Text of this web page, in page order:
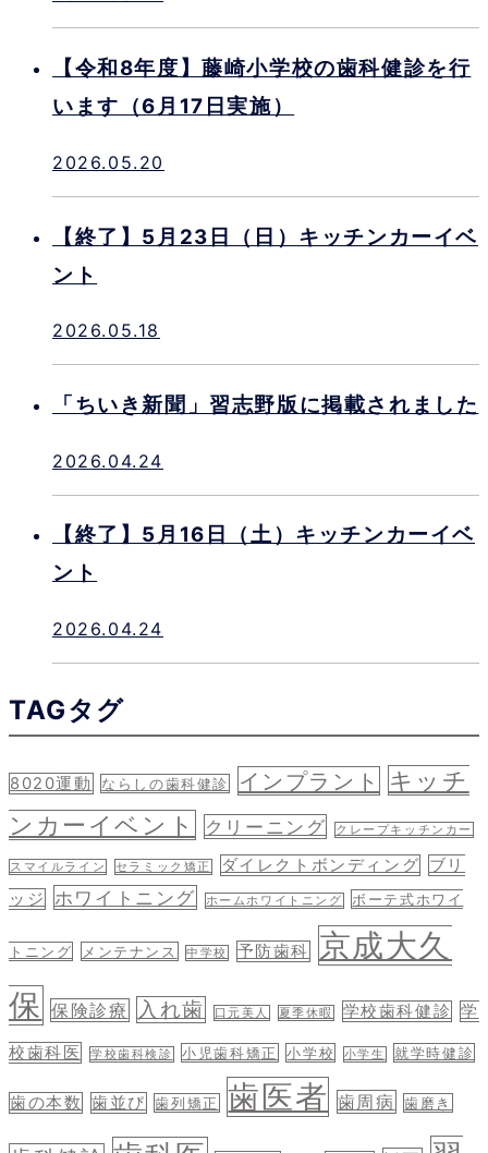
【令和8年度】藤崎小学校の歯科健診を行
います（6月17日実施）
2026.05.20
【終了】5月23日（日）キッチンカーイベ
ント
2026.05.18
「ちいき新聞」習志野版に掲載されました
2026.04.24
【終了】5月16日（土）キッチンカーイベ
ント
2026.04.24
TAGタグ
8020運動 ならしの歯科健診 インプラント
キッチ
ンカーイベント
クリーニング クレープキッチンカー
スマイルライン セラミック矯正 ダイレクトボンディング
ブリ
ッジ
ホワイトニング ホームホワイトニング ボーテ式ホワイ
トニング メンテナンス 中学校 予防歯科
京成大久
保 保険診療 入れ歯 口元美人 夏季休暇 学校歯科健診 学
校歯科医 学校歯科検診 小児歯科矯正 小学校 小学生 就学時健診
歯の本数 歯並び 歯列矯正 歯医者 歯周病 歯磨き